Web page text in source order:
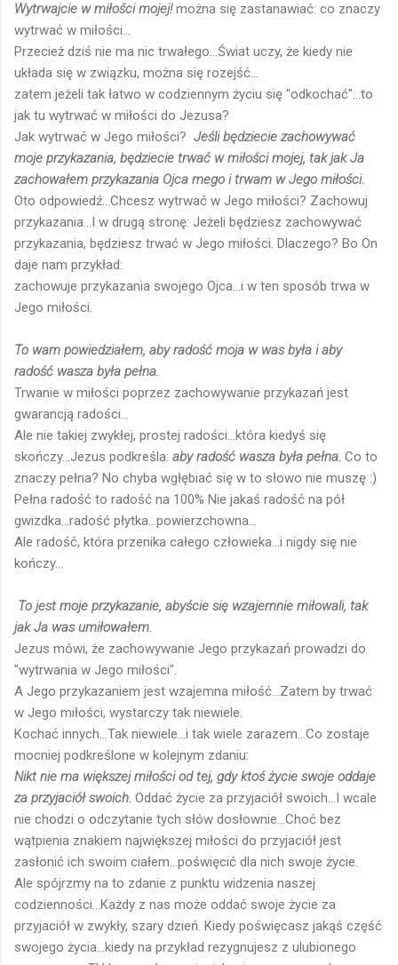
Wytrwajcie w miłości mojej!można się zastanawiać: co znaczy
wytrwać w miłości...
Przecież dziś nie ma nic trwałego...Świat uczy, że kiedy nie
układa się w związku, można się rozejść...
zatem jeżeli tak łatwo w codziennym życiu się "odkochać"...to
jak tu wytrwać w miłości do Jezusa?
Jak wytrwać w Jego miłości? Jeśli będziecie zachowywać
moje przykazania, będziecie trwać w miłości mojej, tak jak Ja
zachowałem przykazania Ojca mego i trwam w Jego miłości.
Oto odpowiedź...Chcesz wytrwać w Jego miłości? Zachowuj
przykazania...I w drugą stronę: Jeżeli będziesz zachowywać
przykazania, będziesz trwać w Jego miłości. Dlaczego? Bo On
daje nam przykład:
zachowuje przykazania swojego Ojca...i w ten sposób trwa w
Jego miłości.
To wam powiedziałem, aby radość moja w was była i aby
radość wasza była pełna.
Trwanie w miłości poprzez zachowywanie przykazań jest
gwarancją radości...
Ale nie takiej zwykłej, prostej radości...która kiedyś się
skończy...Jezus podkreśla: aby radość wasza była pełna. Co to
znaczy pełna? No chyba wgłębiać się w to słowo nie muszę :)
Pełna radość to radość na 100% Nie jakaś radość na pół
gwizdka...radość płytka...powierzchowna...
Ale radość, która przenika całego człowieka...i nigdy się nie
kończy...
To jest moje przykazanie, abyście się wzajemnie miłowali, tak
jak Ja was umiłowałem.
Jezus mówi, że zachowywanie Jego przykazań prowadzi do
"wytrwania w Jego miłości".
A Jego przykazaniem jest wzajemna miłość...Zatem by trwać
w Jego miłości, wystarczy tak niewiele.
Kochać innych...Tak niewiele...i tak wiele zarazem...Co zostaje
mocniej podkreślone w kolejnym zdaniu:
Nikt nie ma większej miłości od tej, gdy ktoś życie swoje oddaje
za przyjaciół swoich. Oddać życie za przyjaciół swoich...I wcale
nie chodzi o odczytanie tych słów dosłownie...Choć bez
wątpienia znakiem największej miłości do przyjaciół jest
zasłonić ich swoim ciałem...poświęcić dla nich swoje życie.
Ale spójrzmy na to zdanie z punktu widzenia naszej
codzienności...Każdy z nas może oddać swoje życie za
przyjaciół w zwykły, szary dzień. Kiedy poświęcasz jakąś część
swojego życia...kiedy na przykład rezygnujesz z ulubionego